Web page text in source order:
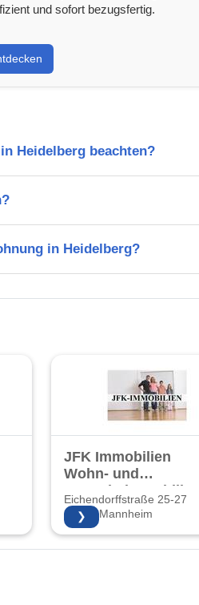
und sofort bezugsfertig.
Heidelberg beachten?
in Heidelberg?
JFK Immobilien
Wohn- und
Gewerbeimmobilien
und
Hausverwaltung
Eichendorffstraße 25-27
68167 Mannheim
❯